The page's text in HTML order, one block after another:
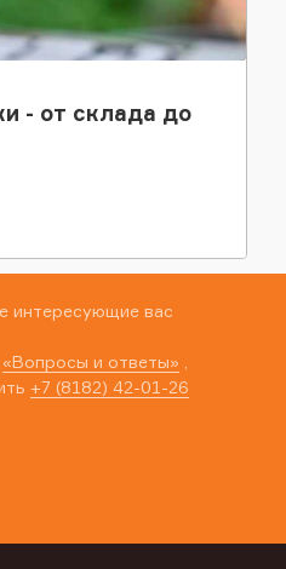
- от склада до
интересующие вас
«Вопросы и ответы»
+7 (8182) 42-01-26